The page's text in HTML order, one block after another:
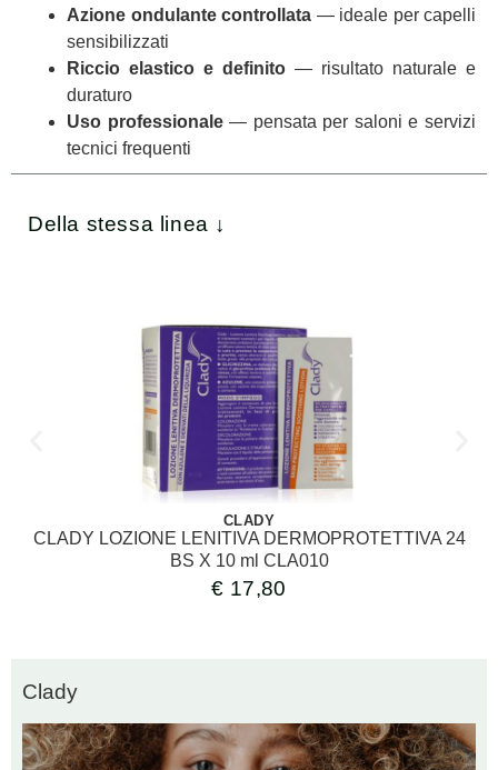
Azione ondulante controllata — ideale per capelli
sensibilizzati
Riccio elastico e definito — risultato naturale e
duraturo
Uso professionale— pensata per saloni e servizi
tecnici frequenti
Della stessa linea ↓
CLADY
CLADY LOZIONE LENITIVA DERMOPROTETTIVA 24
BS X 10 ml CLA010
€ 17,80
Clady